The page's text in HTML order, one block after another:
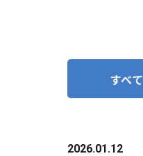
すべて
2026.01.12